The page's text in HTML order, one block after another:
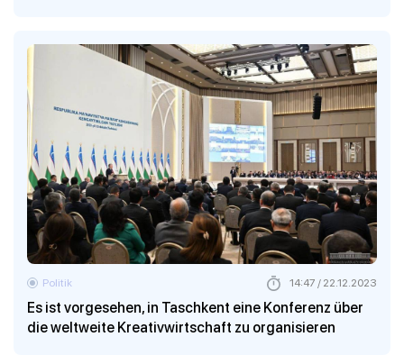
Es ist vorgesehen, in Taschkent eine Konferenz über
die weltweite Kreativwirtschaft zu organisieren
Politik 14:47 / 22.12.2023